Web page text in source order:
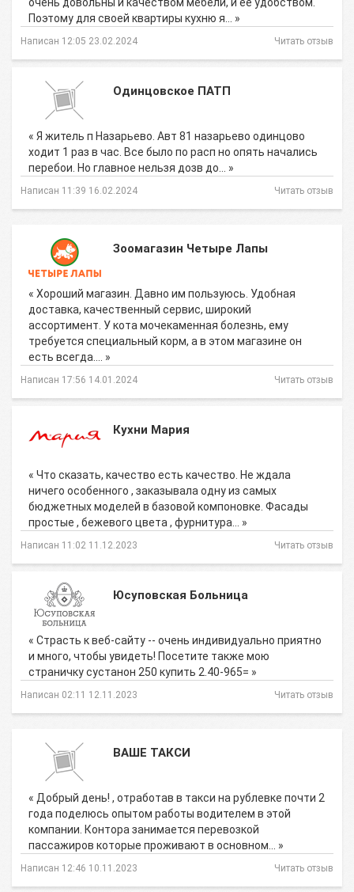
Поэтому для своей квартиры кухню я… »
Написан 12:05 23.02.2024 Читать отзыв
Одинцовское ПАТП
« Я житель п Назарьево. Авт 81 назарьево одинцово
ходит 1 раз в час. Все было по расп но опять начались
перебои. Но главное нельзя дозв до… »
Написан 11:39 16.02.2024 Читать отзыв
Зоомагазин Четыре Лапы
« Хороший магазин. Давно им пользуюсь. Удобная
доставка, качественный сервис, широкий
ассортимент. У кота мочекаменная болезнь, ему
требуется специальный корм, а в этом магазине он
есть всегда.… »
Написан 17:56 14.01.2024 Читать отзыв
Кухни Мария
« Что сказать, качество есть качество. Не ждала
ничего особенного , заказывала одну из самых
бюджетных моделей в базовой компоновке. Фасады
простые , бежевого цвета , фурнитура… »
Написан 11:02 11.12.2023 Читать отзыв
Юсуповская Больница
« Страсть к веб-сайту -- очень индивидуально приятно
и много, чтобы увидеть! Посетите также мою
страничку сустанон 250 купить 2.40-965= »
Написан 02:11 12.11.2023 Читать отзыв
ВАШЕ ТАКСИ
« Добрый день! , отработав в такси на рублевке почти 2
года поделюсь опытом работы водителем в этой
компании. Контора занимается перевозкой
пассажиров которые проживают в основном… »
Написан 12:46 10.11.2023 Читать отзыв